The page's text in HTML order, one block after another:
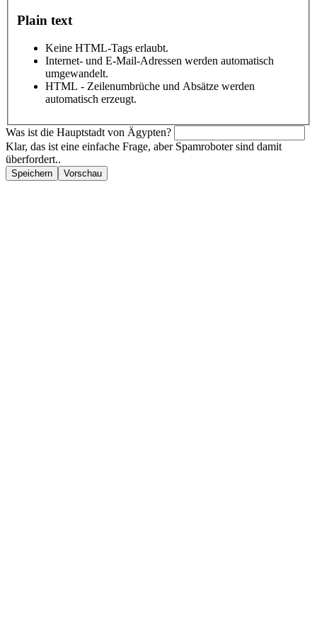
Plain text
Keine HTML-Tags erlaubt.
Internet- und E-Mail-Adressen werden automatisch
umgewandelt.
HTML - Zeilenumbrüche und Absätze werden
automatisch erzeugt.
Was ist die Hauptstadt von Ägypten?
Klar, das ist eine einfache Frage, aber Spamroboter sind damit
überfordert..